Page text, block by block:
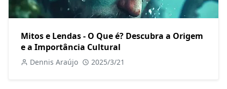
Mitos e Lendas - O Que é? Descubra a Origem
e a Importância Cultural
Dennis Araújo 2025/3/21